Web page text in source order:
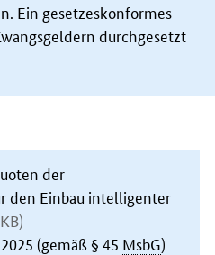
Ein gesetzeskonformes
durchgesetzt
der
den Einbau intelligenter
(gemäß § 45 MsbG)